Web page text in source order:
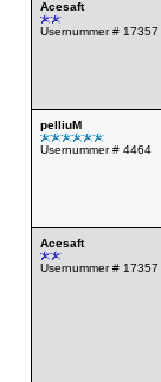
Acesaft
Usernummer # 17357
pelliuM
Usernummer # 4464
Acesaft
Usernummer # 17357